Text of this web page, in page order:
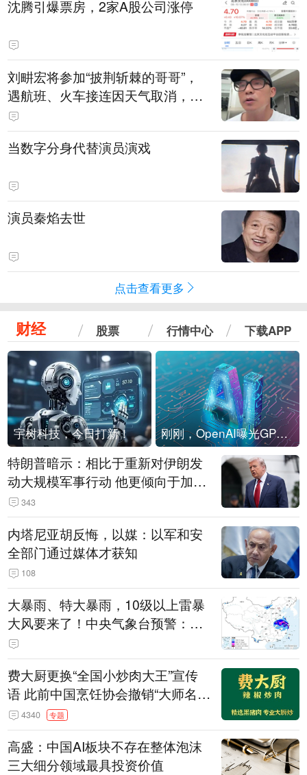
沈腾引爆票房，2家A股公司涨停
刘畊宏将参加“披荆斩棘的哥哥”，
遇航班、火车接连因天气取消，本
人回应：录节目太披荆斩棘了，还
得先乘风破浪
当数字分身代替演员演戏
演员秦焰去世
点击查看更多
财经 股票 行情中心 下载APP
宇树科技，今日打新！ 刚刚，OpenAI曝光GPT-6！传10万亿参数，8月强行发布
特朗普暗示：相比于重新对伊朗发
动大规模军事行动 他更倾向于加大
经济施压
343
内塔尼亚胡反悔，以媒：以军和安
全部门通过媒体才获知
108
大暴雨、特大暴雨，10级以上雷暴
大风要来了！中央气象台预警：今
天到明天，浙江、安徽有特大暴雨
费大厨更换“全国小炒肉大王”宣传
语 此前中国烹饪协会撤销“大师名
师”等称号
4340 专题
高盛：中国AI板块不存在整体泡沫
三大细分领域最具投资价值